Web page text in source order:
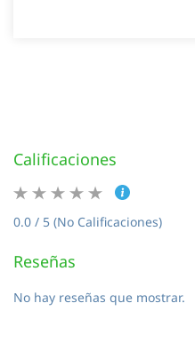
Calificaciones
0.0 / 5 (No Calificaciones)
Reseñas
No hay reseñas que mostrar.